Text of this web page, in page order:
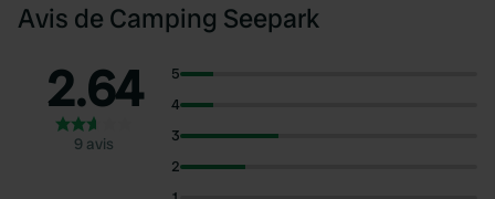
Avis de Camping Seepark
2.64
9 avis
5
4
3
2